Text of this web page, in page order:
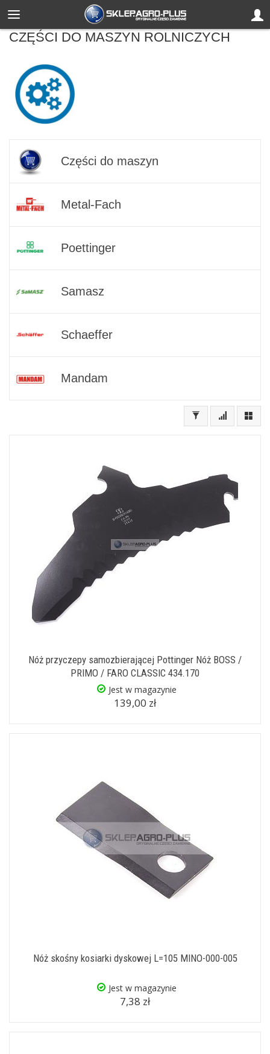
CZĘŚCI DO MASZYN ROLNICZYCH
Części do maszyn
Metal-Fach
Poettinger
Samasz
Schaeffer
Mandam
Nóż przyczepy samozbierającej Pottinger Nóż BOSS /
PRIMO / FARO CLASSIC 434.170
Jest w magazynie
139,00 zł
Nóż skośny kosiarki dyskowej L=105 MINO-000-005
Jest w magazynie
7,38 zł